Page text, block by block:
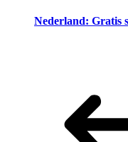
Nederland: Gratis